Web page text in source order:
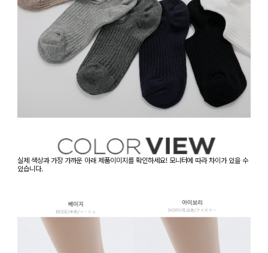
실제 색상과 가장 가까운 아래 제품이미지를 확인하세요! 모니터에 따라 차이가 있을 수
있습니다.